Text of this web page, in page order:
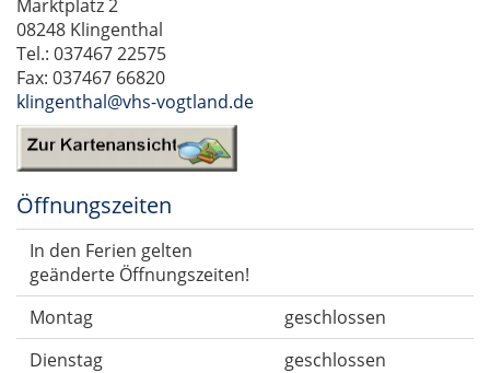
Marktplatz 2
08248 Klingenthal
Tel.: 037467 22575
Fax: 037467 66820
klingenthal@vhs-vogtland.de
Öffnungszeiten
In den Ferien gelten
geänderte Öffnungszeiten!
Montag
geschlossen
Dienstag
geschlossen